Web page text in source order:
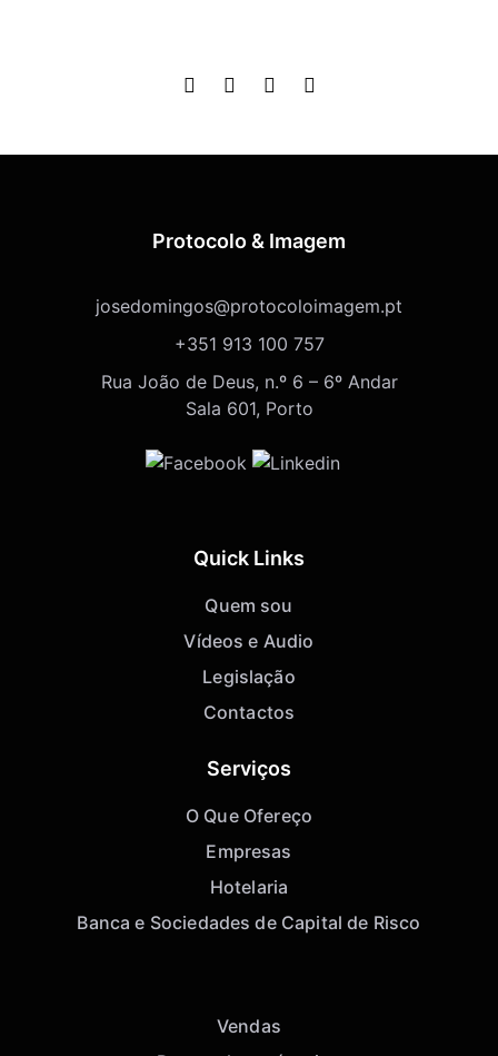
Protocolo & Imagem
josedomingos@protocoloimagem.pt
+351 913 100 757
Rua João de Deus, n.º 6 – 6º Andar
Sala 601, Porto
Quick Links
Quem sou
Vídeos e Audio
Legislação
Contactos
Serviços
O Que Ofereço
Empresas
Hotelaria
Banca e Sociedades de Capital de Risco
Vendas